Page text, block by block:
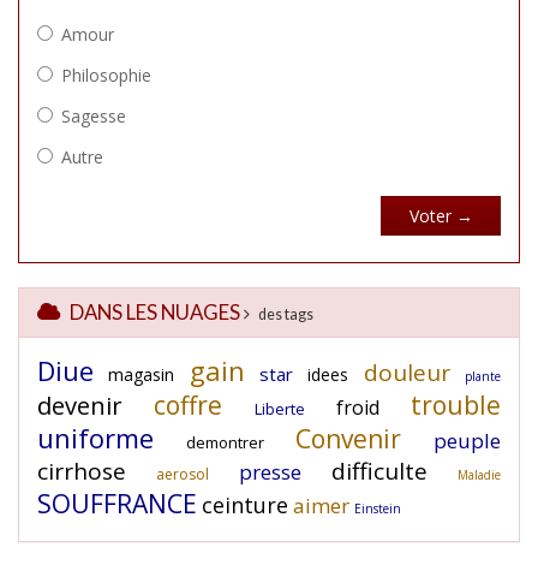
DANS LES NUAGES des tags
Diue magasin gain star idees douleur plante
devenir coffre Liberte froid trouble
uniforme demontrer Convenir peuple
cirrhose aerosol presse difficulte Maladie
SOUFFRANCE ceinture aimer Einstein